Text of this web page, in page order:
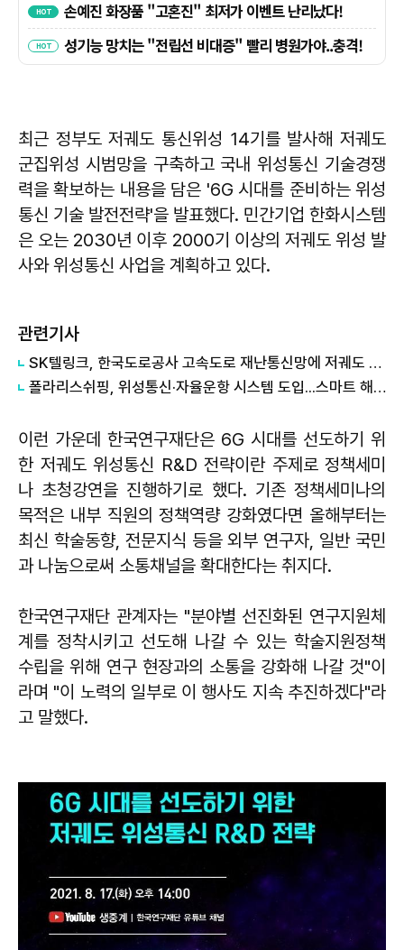
최근 정부도 저궤도 통신위성 14기를 발사해 저궤도
군집위성 시범망을 구축하고 국내 위성통신 기술경쟁
력을 확보하는 내용을 담은 '6G 시대를 준비하는 위성
통신 기술 발전전략'을 발표했다. 민간기업 한화시스템
은 오는 2030년 이후 2000기 이상의 저궤도 위성 발
사와 위성통신 사업을 계획하고 있다.
관련기사
SK텔링크, 한국도로공사 고속도로 재난통신망에 저궤도 위성통신 공급
폴라리스쉬핑, 위성통신·자율운항 시스템 도입...스마트 해운 전환 속도
이런 가운데 한국연구재단은 6G 시대를 선도하기 위
한 저궤도 위성통신 R&D 전략이란 주제로 정책세미
나 초청강연을 진행하기로 했다. 기존 정책세미나의
목적은 내부 직원의 정책역량 강화였다면 올해부터는
최신 학술동향, 전문지식 등을 외부 연구자, 일반 국민
과 나눔으로써 소통채널을 확대한다는 취지다.
한국연구재단 관계자는 "분야별 선진화된 연구지원체
계를 정착시키고 선도해 나갈 수 있는 학술지원정책
수립을 위해 연구 현장과의 소통을 강화해 나갈 것"이
라며 "이 노력의 일부로 이 행사도 지속 추진하겠다"라
고 말했다.